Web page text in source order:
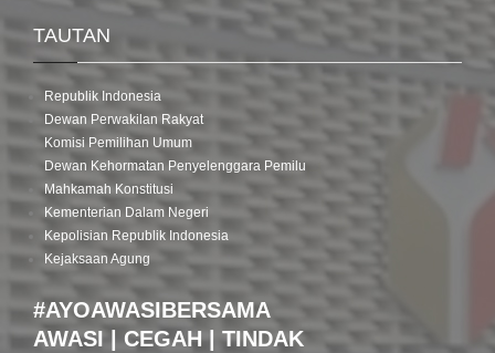
TAUTAN
Republik Indonesia
Dewan Perwakilan Rakyat
Komisi Pemilihan Umum
Dewan Kehormatan Penyelenggara Pemilu
Mahkamah Konstitusi
Kementerian Dalam Negeri
Kepolisian Republik Indonesia
Kejaksaan Agung
#AYOAWASIBERSAMA
AWASI | CEGAH | TINDAK